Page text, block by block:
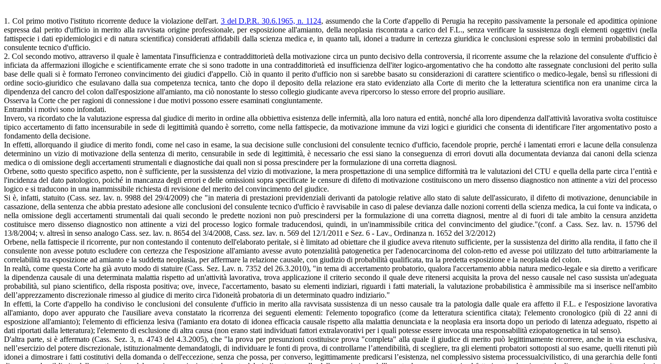
1. Col primo motivo l'istituto ricorrente deduce la violazione dell'art. 3 del D.P.R. 30.6.1965, n. 1124, assumendo che la Corte d'appello di Perugia ha recepito passivamente la personale ed apodittica opinione
espressa dal perito d'ufficio in merito alla ravvisata origine professionale, per esposizione all'amianto, della neoplasia riscontrata a carico del F.L., senza verificare la sussistenza degli elementi oggettivi (nella
fattispecie i dati epidemiologici e di natura scientifica) considerati affidabili dalla scienza medica e, in quanto tali, idonei a tradurre in certezza giuridica le conclusioni espresse solo in termini probabilistici dal
consulente tecnico d'ufficio.
2. Col secondo motivo, attraverso il quale è lamentata l'insufficienza e contraddittorietà della motivazione circa un punto decisivo della controversia, il ricorrente assume che la relazione del consulente d'ufficio è
inficiata da affermazioni illogiche e scientificamente errate che si sono tradotte in una contraddittorietà ed insufficienza dell'iter logico-argomentativo che ha condotto alte rassegnate conclusioni del perito sulla
base delle quali si è formato l'erroneo convincimento dei giudici d'appello. Ciò in quanto il perito d'ufficio non si sarebbe basato su considerazioni di carattere scientifico o medico-legale, bensì su riflessioni di
ordine socio-giuridico che esulavano dalla sua competenza tecnica, tanto che dopo il deposito della relazione era stato evidenziato alla Corte di merito che la letteratura scientifica non era unanime circa la
dipendenza del cancro del colon dall'esposizione all'amianto, ma ciò nonostante lo stesso collegio giudicante aveva ripercorso lo stesso errore del proprio ausiliare.
Osserva la Corte che per ragioni di connessione i due motivi possono essere esaminati congiuntamente.
Entrambi i motivi sono infondati.
Invero, va ricordato che la valutazione espressa dal giudice di merito in ordine alla obbiettiva esistenza delle infermità, alla loro natura ed entità, nonché alla loro dipendenza dall'attività lavorativa svolta costituisce
tipico accertamento di fatto incensurabile in sede di legittimità quando è sorretto, come nella fattispecie, da motivazione immune da vizi logici e giuridici che consenta di identificare l'iter argomentativo posto a
fondamento della decisione.
In effetti, allorquando il giudice di merito fondi, come nel caso in esame, la sua decisione sulle conclusioni del consulente tecnico d'ufficio, facendole proprie, perché i lamentati errori e lacune della consulenza
determinino un vizio di motivazione della sentenza di merito, censurabile in sede di legittimità, è necessario che essi siano la conseguenza di errori dovuti alla documentata devianza dai canoni della scienza
medica o di omissione degli accertamenti strumentali e diagnostiche dai quali non si possa prescindere per la formulazione di una corretta diagnosi.
Orbene, sotto questo specifico aspetto, non è sufficiente, per la sussistenza del vizio di motivazione, la mera prospettazione di una semplice difformità tra le valutazioni del CTU e quella della parte circa l’entità e
l'incidenza del dato patologico, poiché in mancanza degli errori e delle omissioni sopra specificate le censure di difetto di motivazione costituiscono un mero dissenso diagnostico non attinente a vizi del processo
logico e si traducono in una inammissibile richiesta di revisione del merito del convincimento del giudice.
Si è, infatti, statuito (Cass. sez. lav. n. 9988 del 29/4/2009) che "in materia di prestazioni previdenziali derivanti da patologie relative allo stato di salute dell'assicurato, il difetto di motivazione, denunciabile in
cassazione, della sentenza che abbia prestato adesione alle conclusioni del consulente tecnico d'ufficio è ravvisabile in caso di palese devianza dalle nozioni correnti della scienza medica, la cui fonte va indicata, o
nella omissione degli accertamenti strumentali dai quali secondo le predette nozioni non può prescindersi per la formulazione di una corretta diagnosi, mentre al di fuori di tale ambito la censura anzidetta
costituisce mero dissenso diagnostico non attinente a vizi del processo logico formale traducendosi, quindi, in un'inammissibile critica del convincimento del giudice."(conf. a Cass. Sez. lav. n. 15796 del
13/8/2004; v. altresì in senso analogo Cass. sez. lav. n. 8654 del 3/4/2008, Cass. sez. lav. n. 569 del 12/1/2011 e Sez. 6 - Lav., Ordinanza n. 1652 del 3/2/2012)
Orbene, nella fattispecie il ricorrente, pur non contestando il contenuto dell'elaborato peritale, si è limitato ad obiettare che il giudice aveva ritenuto sufficiente, per la sussistenza del diritto alla rendita, il fatto che il
consulente non avesse potuto escludere con certezza che l'esposizione all'amianto avesse avuto potenzialità patogenetica per l'adenocarcinoma del colon-retto ed avesse poi utilizzato del tutto arbitrariamente la
correlabilità tra esposizione ad amianto e la suddetta neoplasia, per affermare la relazione causale, con giudizio di probabilità qualificata, tra la predetta esposizione e la neoplasia del colon.
In realtà, come questa Corte ha già avuto modo di statuire (Cass. Sez. Lav. n. 7352 del 26.3.2010), "in tema di accertamento probatorio, qualora l'accertamento abbia natura medico-legale e sia diretto a verificare
la dipendenza causale di una determinata malattia rispetto ad un'attività lavorativa, trova applicazione il criterio secondo il quale deve ritenersi acquisita la prova del nesso causale nel caso sussista un'adeguata
probabilità, sul piano scientifico, della risposta positiva; ove, invece, l'accertamento, basato su elementi indiziari, riguardi i fatti materiali, la valutazione probabilistica è ammissibile ma si inserisce nell'ambito
dell’apprezzamento discrezionale rimesso al giudice di merito circa l'idoneità probatoria di un determinato quadro indiziario."
In effetti, la Corte d'appello ha condiviso le conclusioni del consulente d'ufficio in merito alla ravvisata sussistenza di un nesso causale tra la patologia dalle quale era affetto il F.L. e l'esposizione lavorativa
all'amianto, dopo aver appurato che l'ausiliare aveva constatato la ricorrenza dei seguenti elementi: l'elemento topografico (come da letteratura scientifica citata); l'elemento cronologico (più di 22 anni di
esposizione all'amianto); l'elemento di efficienza lesiva (l'amianto era dotato di idonea efficacia causale rispetto alla malattia denunciata e la neoplasia era insorta dopo un periodo di latenza adeguato, rispetto ai
dati riportati dalla letteratura); l'elemento di esclusione di altra causa (non erano stati individuati fattori extralavorativi per i quali potesse essere invocata una responsabilità eziopatogenetica in tal senso).
D'altra parte, si è affermato (Cass. Sez. 3, n. 4743 del 4.3.2005), che "la prova per presunzioni costituisce prova "completa" alla quale il giudice di merito può legittimamente ricorrere, anche in via esclusiva,
nell’esercizio del potere discrezionale, istituzionalmente demandatogli, di individuare le fonti di prova, di controllarne l’attendibilità, di scegliere, tra gli elementi probatori sottoposti al suo esame, quelli ritenuti più
idonei a dimostrare i fatti costitutivi della domanda o dell'eccezione, senza che possa, per converso, legittimamente predicarsi l’esistenza, nel complessivo sistema processualcivilistico, di una gerarchia delle fonti